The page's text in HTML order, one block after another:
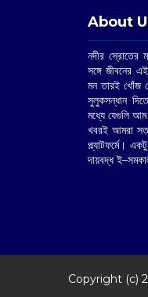
About
নদীর স্রোতের
সঙ্গে জীবনের
মন তারই খোঁজ
সুলুকসন্ধান
মধ্যে যেগুলি আম
খবরই আমরা
প্ল্যাটফর্মে।
দায়বদ্ধ
Copyright (c)